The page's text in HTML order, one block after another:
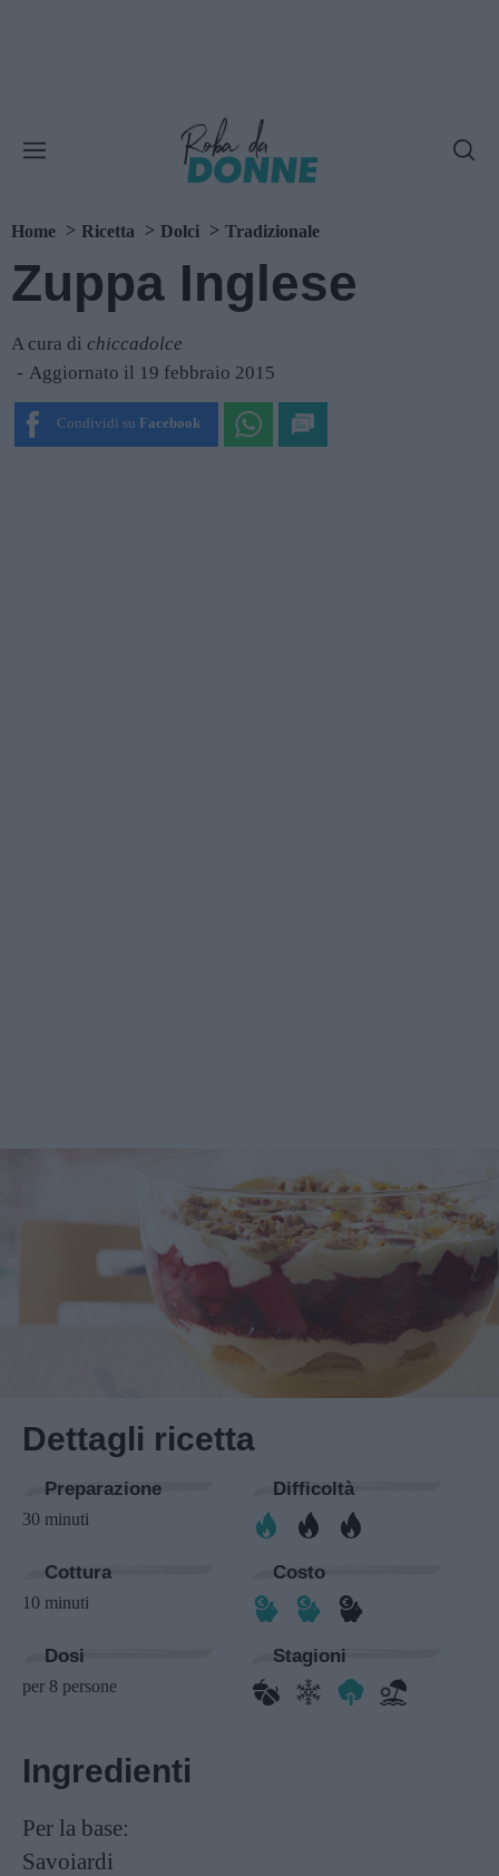
Home Ricetta Dolci Tradizionale
Zuppa Inglese
A cura di chiccadolce
Aggiornato il 19 febbraio 2015
Condividi su Facebook
Dettagli ricetta
Preparazione
30 minuti
Difficoltà
Cottura
10 minuti
Costo
Dosi
per 8 persone
Stagioni
Ingredienti
Per la base:
Savoiardi